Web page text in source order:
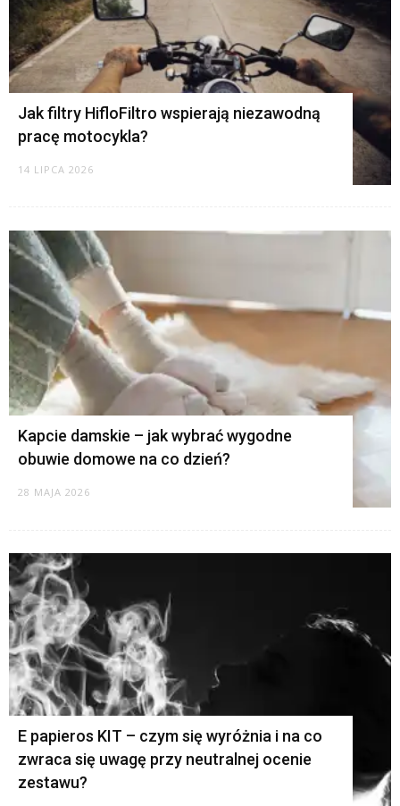
Jak filtry HifloFiltro wspierają niezawodną
pracę motocykla?
14 LIPCA 2026
Kapcie damskie – jak wybrać wygodne
obuwie domowe na co dzień?
28 MAJA 2026
E papieros KIT – czym się wyróżnia i na co
zwraca się uwagę przy neutralnej ocenie
zestawu?